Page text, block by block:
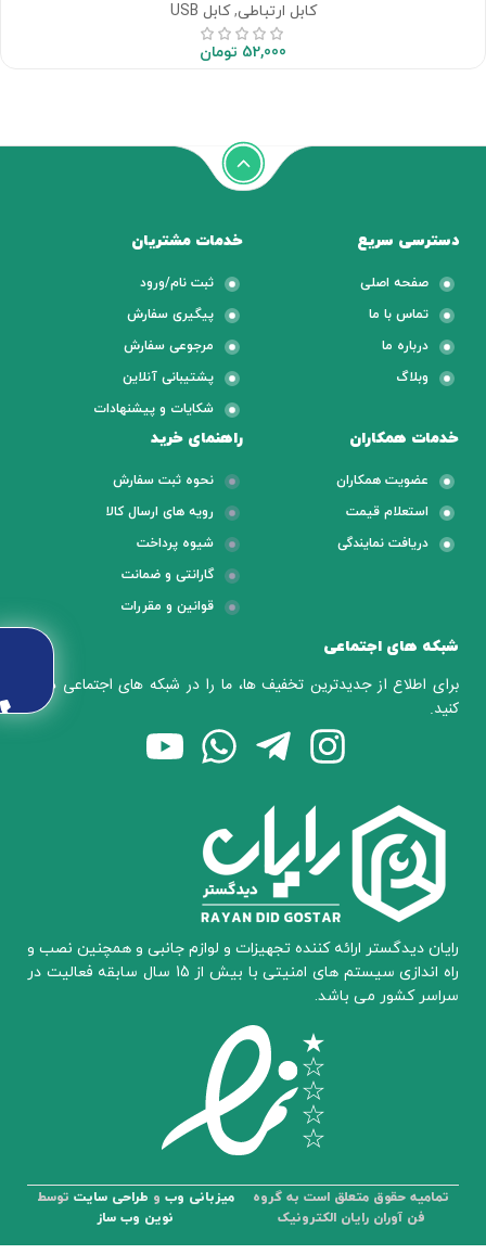
کابل ارتباطی,کابل USB
52,000 تومان
دسترسی سریع خدمات مشتریان
خدمات همکاران راهنمای خرید
شبکه های اجتماعی
صفحه اصلی
تماس با ما
درباره ما
وبلاگ
ثبت نام/ورود
پیگیری سفارش
مرجوعی سفارش
پشتیبانی آنلاین
شکایات و پیشنهادات
عضویت همکاران
استعلام قیمت
دریافت نمایندگی
نحوه ثبت سفارش
رویه های ارسال کالا
شیوه پرداخت
گارانتی و ضمانت
قوانین و مقررات
برای اطلاع از جدیدترین تخفیف ها، ما را در شبکه های اجتماعی دنبال
کنید.
رایان دیدگستر ارائه کننده تجهیزات و لوازم جانبی و همچنین نصب و
راه اندازی سیستم های امنیتی با بیش از 15 سال سابقه فعالیت در
سراسر کشور می باشد.
تمامیه حقوق متعلق است به گروه
فن آوران رایان الکترونیک
میزبانی وبوطراحی سایتتوسط
نوین وب ساز